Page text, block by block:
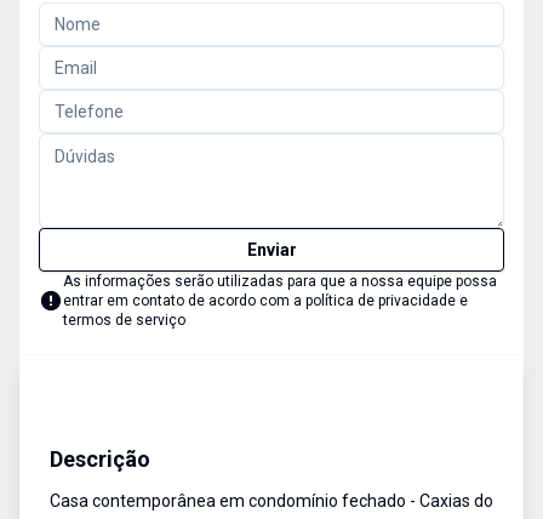
Enviar
As informações serão utilizadas para que a nossa equipe possa
entrar em contato de acordo com a política de privacidade e
termos de serviço
Descrição
Casa contemporânea em condomínio fechado - Caxias do